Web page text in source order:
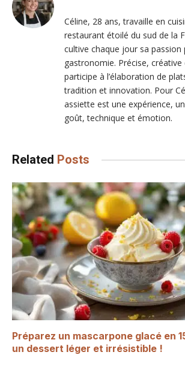
Céline, 28 ans, travaille en
restaurant étoilé du sud de la
cultive chaque jour sa passion
gastronomie. Précise,
participe à l’élaboration de
tradition et innovation. Pour
assiette est une expérience,
goût, technique et émotion.
Related Posts
Préparez un mascarpone glacé en
un dessert léger et irrésistible !